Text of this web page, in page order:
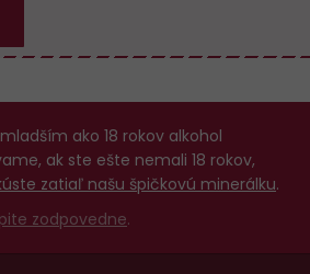
ako 18 rokov alkohol
ak ste ešte nemali 18 rokov,
zatiaľ našu špičkovú minerálku.
pite zodpovedne.